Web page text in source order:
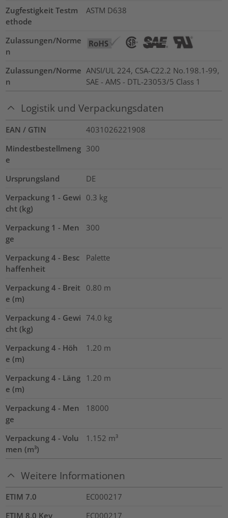
Zugfestigkeit Testm
ethode
ASTM D638
Zulassungen/Norme
n
Zulassungen/Norme
n
ANSI/UL 224, CSA-C22.2 No.198.1-99,
SAE - AMS - DTL-23053/5 Class 1
Logistik und Verpackungsdaten
EAN / GTIN
4031026221908
Mindestbestellmeng
e
300
Ursprungsland
DE
Verpackung 1 - Gewi
cht (kg)
0.3 kg
Verpackung 1 - Men
ge
300
Verpackung 4 - Besc
haffenheit
Palette
Verpackung 4 - Breit
e (m)
0.80 m
Verpackung 4 - Gewi
cht (kg)
74.0 kg
Verpackung 4 - Höh
e (m)
1.20 m
Verpackung 4 - Läng
e (m)
1.20 m
Verpackung 4 - Men
ge
18000
Verpackung 4 - Volu
men (m³)
1.152 m³
Weitere Informationen
ETIM 7.0
EC000217
ETIM 8.0 Key
EC000217